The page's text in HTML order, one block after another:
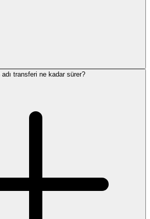
adı transferi ne kadar sürer?